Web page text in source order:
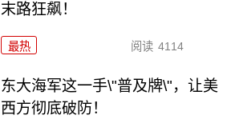
末路狂飙！
最热 阅读 4114
东大海军这一手\"普及牌\"，让美
西方彻底破防！